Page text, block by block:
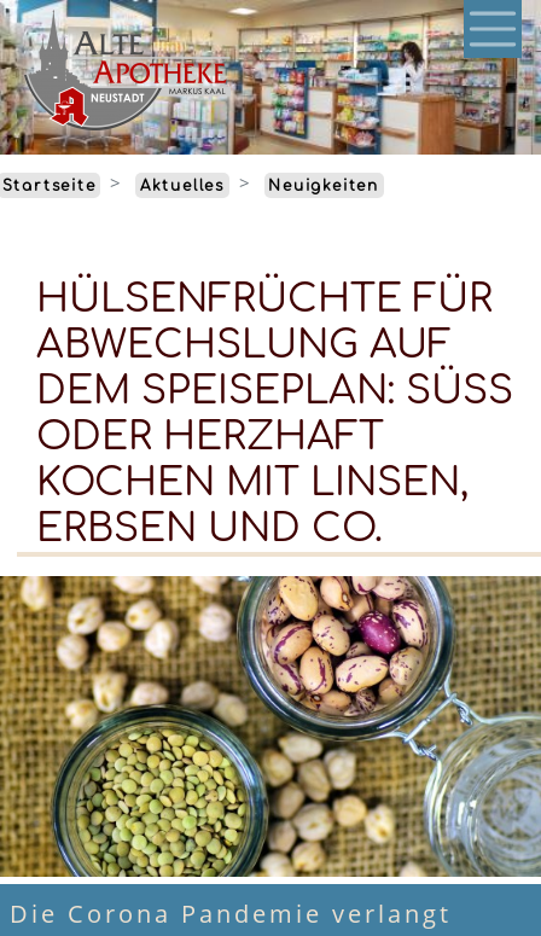
Direkt
zum
Inhalt
Startseite Aktuelles Neuigkeiten
HÜLSENFRÜCHTE FÜR
ABWECHSLUNG AUF
DEM SPEISEPLAN: SÜSS O
DER HERZHAFT K
OCHEN MIT LINSEN, E
RBSEN UND CO.
Die Corona Pandemie verlangt